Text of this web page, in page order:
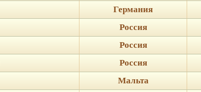
Германия
Россия
Россия
Россия
Мальта